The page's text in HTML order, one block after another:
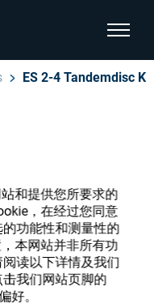
和提供您所要求的
，在经过您同意
功能性和测量性的
本网站并非所有功
读以下详情及我们
我们网站页脚的
好。
显示页
ES 2-4 Tandemdisc K
并了解我们的各